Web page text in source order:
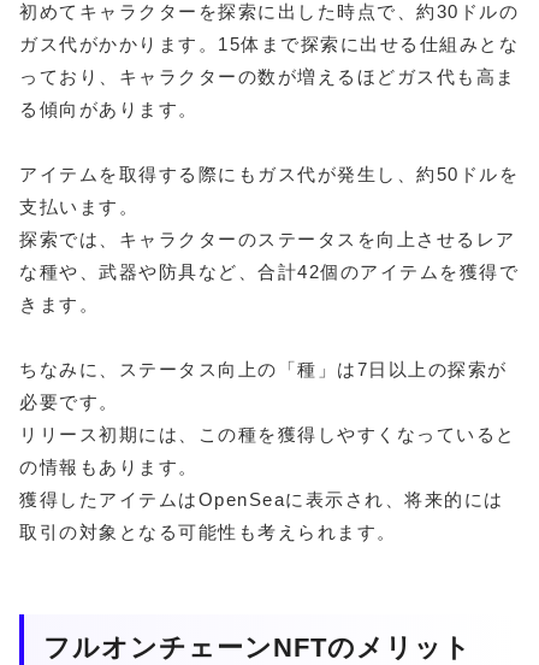
初めてキャラクターを探索に出した時点で、約30ドルの
ガス代がかかります。15体まで探索に出せる仕組みとな
っており、キャラクターの数が増えるほどガス代も高ま
る傾向があります。
アイテムを取得する際にもガス代が発生し、約50ドルを
支払います。
探索では、キャラクターのステータスを向上させるレア
な種や、武器や防具など、合計42個のアイテムを獲得で
きます。
ちなみに、ステータス向上の「種」は7日以上の探索が
必要です。
リリース初期には、この種を獲得しやすくなっていると
の情報もあります。
獲得したアイテムはOpenSeaに表示され、将来的には
取引の対象となる可能性も考えられます。
フルオンチェーンNFTのメリット